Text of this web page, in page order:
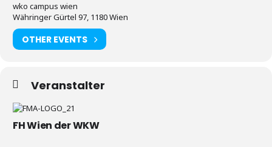
wko campus wien
Währinger Gürtel 97, 1180 Wien
OTHER EVENTS
Veranstalter
FH Wien der WKW